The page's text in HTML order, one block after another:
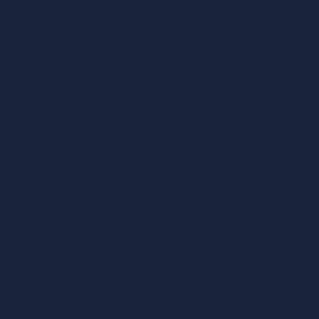
день без зарплаты.
на время
слишком поздно и
дойдёт до медкомиссии